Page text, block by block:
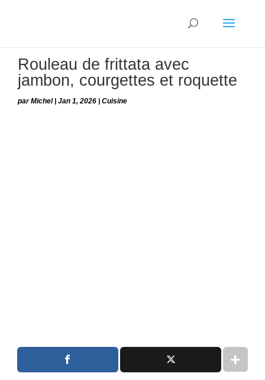
Rouleau de frittata avec
jambon, courgettes et roquette
parMichel| Jan 1, 2026 Cuisine